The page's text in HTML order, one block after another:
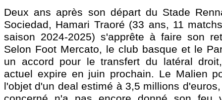
Deux ans après son départ du Stade
Sociedad, Hamari Traoré (33 ans, 11
saison 2024-2025) s'apprête à faire son
Selon Foot Mercato, le club basque et le
un accord pour le transfert du latéral
actuel expire en juin prochain. Le Malien
l'objet d'un deal estimé à 3,5 millions